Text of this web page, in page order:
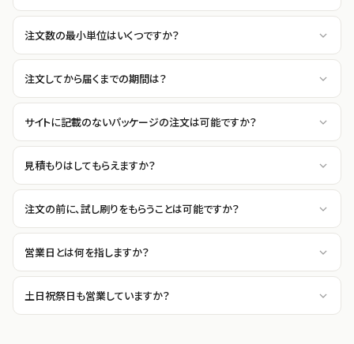
注文数の最小単位はいくつですか？
注文してから届くまでの期間は？
サイトに記載のないパッケージの注文は可能ですか？
見積もりはしてもらえますか？
注文の前に、試し刷りをもらうことは可能ですか？
営業日とは何を指しますか？
土日祝祭日も営業していますか？